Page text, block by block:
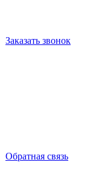
Заказать звонок
Обратная связь